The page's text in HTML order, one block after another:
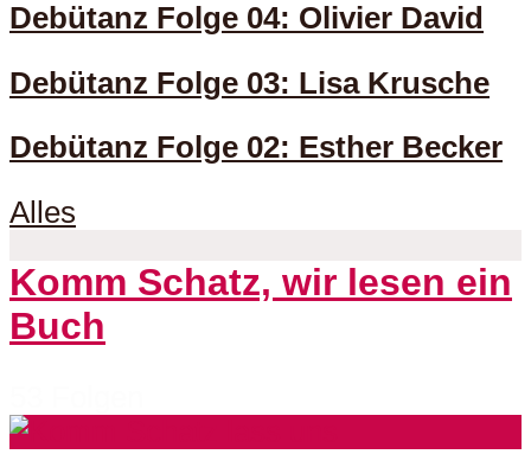
Debütanz Folge 04: Olivier David
Debütanz Folge 03: Lisa Krusche
Debütanz Folge 02: Esther Becker
Alles
Komm Schatz, wir lesen ein
Buch